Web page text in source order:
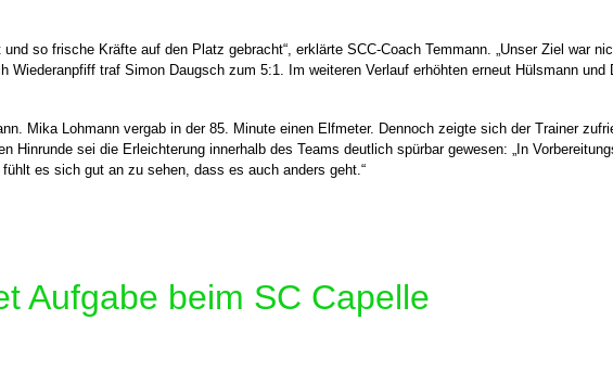
so frische Kräfte auf den Platz gebracht“, erklärte SCC-Coach Temmann. „Unser Ziel war
Wiederanpfiff traf Simon Daugsch zum 5:1. Im weiteren Verlauf erhöhten erneut Hülsmann und
Mika Lohmann vergab in der 85. Minute einen Elfmeter. Dennoch zeigte sich der Trainer
Hinrunde sei die Erleichterung innerhalb des Teams deutlich spürbar gewesen: „In
es sich gut an zu sehen, dass es auch anders geht.“
Aufgabe beim SC Capelle